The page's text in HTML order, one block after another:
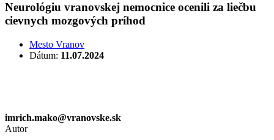
Neurológiu vranovskej nemocnice ocenili za liečbu
cievnych mozgových príhod
Mesto Vranov
Dátum: 11.07.2024
imrich.mako@vranovske.sk
Autor